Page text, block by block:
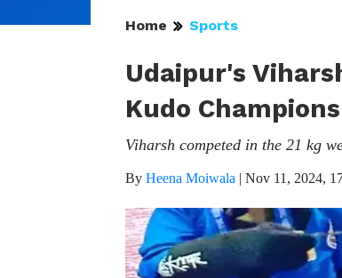
Home Sports
Udaipur's
Kudo
Viharsh competed in the 21 kg
By Heena Moiwala | Nov 11, 2024,